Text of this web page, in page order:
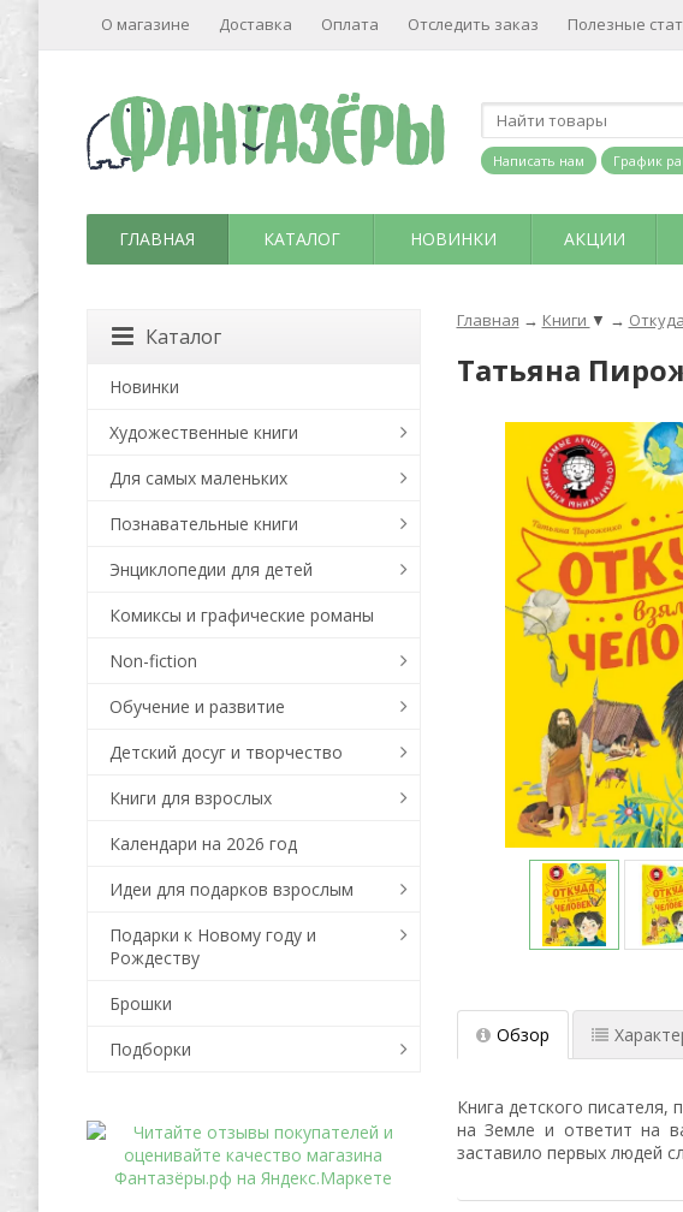
О магазине Доставка Оплата Отследить заказ Полезные
Написать нам График
ГЛАВНАЯ КАТАЛОГ НОВИНКИ АКЦИИ
Главная → Книги ▼ →
Татьяна
Обзор
Книга детского
на Земле и ответит на
заставило первых людей
Каталог
Новинки
Художественные книги
Для самых маленьких
Познавательные книги
Энциклопедии для детей
Комиксы и графические романы
Non-fiction
Обучение и развитие
Детский досуг и творчество
Книги для взрослых
Календари на 2026 год
Идеи для подарков взрослым
Подарки к Новому году и
Рождеству
Брошки
Подборки